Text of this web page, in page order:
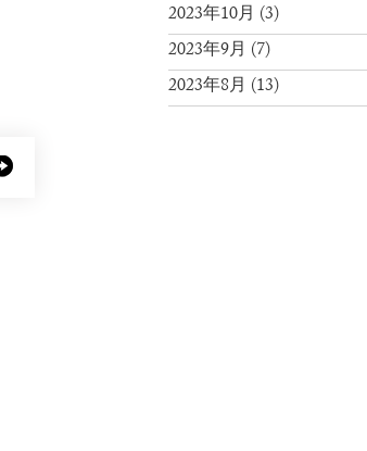
2023年10月 (3)
2023年9月 (7)
2023年8月 (13)